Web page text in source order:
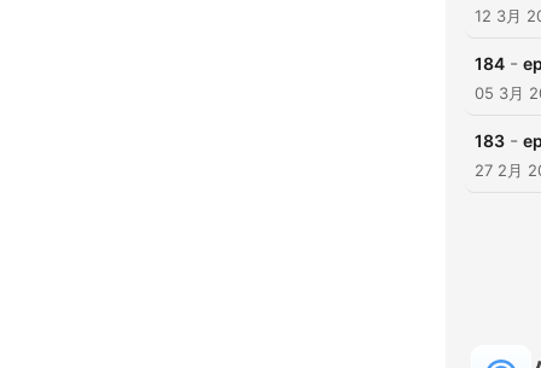
12 3月
184 -
05 3月
183 -
27 2月